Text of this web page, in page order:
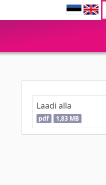
Laadi alla
pdf 1,83 MB